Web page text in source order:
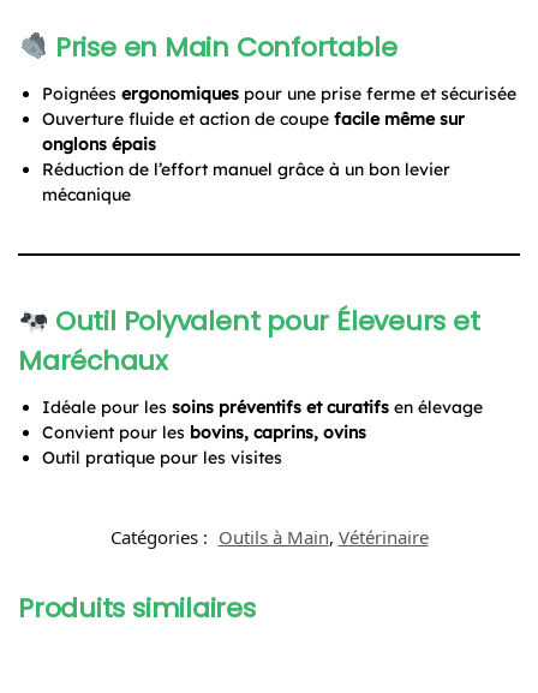
Prise en Main Confortable
Poignées ergonomiques pour une prise ferme et sécurisée
Ouverture fluide et action de coupe facile même sur
onglons épais
Réduction de l’effort manuel grâce à un bon levier
mécanique
Outil Polyvalent pour Éleveurs et
Maréchaux
Idéale pour les soins préventifs et curatifs en élevage
Convient pour les bovins, caprins, ovins
Outil pratique pour les visites
Catégories : Outils à Main, Vétérinaire
Produits similaires